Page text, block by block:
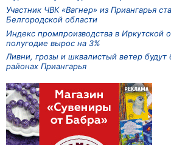
Участник ЧВК «Вагнер» из Приангарья
Белгородской области
Индекс промпроизводства в Иркутской
полугодие вырос на 3%
Ливни, грозы и шквалистый ветер будут
районах Приангарья